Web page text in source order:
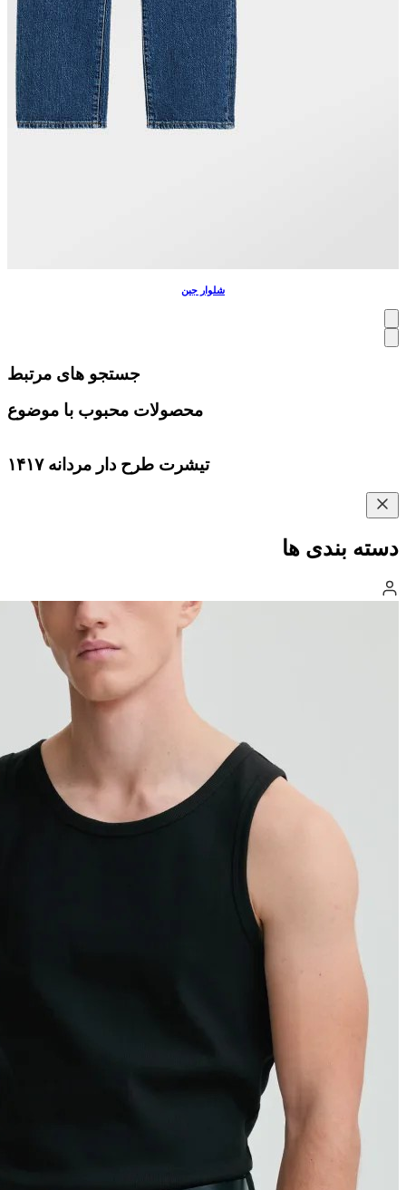
شلوار جین
جستجو های مرتبط
محصولات محبوب با موضوع
تیشرت طرح دار مردانه ۱۴۱۷
دسته بندی ها